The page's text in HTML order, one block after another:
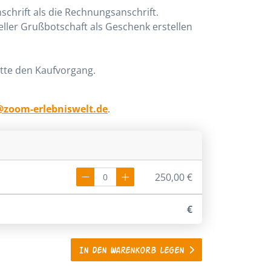
als die Rechnungsanschrift.
Grußbotschaft als Geschenk erstellen
den Kaufvorgang.
erlebniswelt.de.
250,00 €
€
In den Warenkorb legen